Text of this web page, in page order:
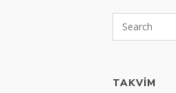
TAKVIM